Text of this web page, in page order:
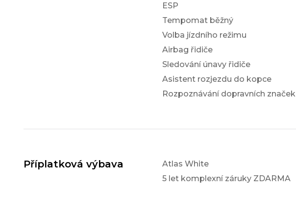
ESP
Tempomat běžný
Volba jízdního režimu
Airbag řidiče
Sledování únavy řidiče
Asistent rozjezdu do kopce
Rozpoznávání dopravních značek
Příplatková výbava
Atlas White
5 let komplexní záruky ZDARMA